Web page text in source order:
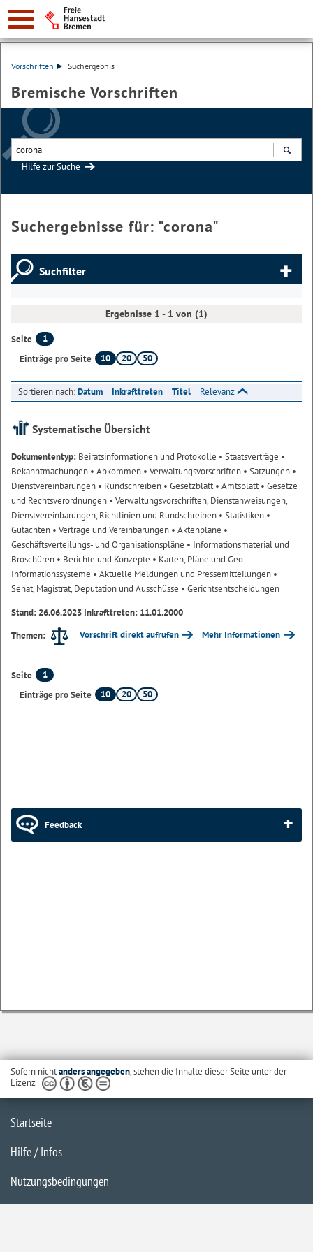
Vorschriften Suchergebnis
Bremische Vorschriften
Hilfe zur Suche
Suchergebnisse für: "corona"
Suchfilter
Ergebnisse 1 - 1 von (1)
Seite
1
Einträge pro Seite
10 20 50
Sortieren nach:Datum Inkrafttreten Titel Relevanz
Systematische Übersicht
Dokumententyp: Beiratsinformationen und Protokolle • Staatsverträge •
Bekanntmachungen • Abkommen • Verwaltungsvorschriften • Satzungen •
Dienstvereinbarungen • Rundschreiben • Gesetzblatt• Amtsblatt• Gesetze
und Rechtsverordnungen • Verwaltungsvorschriften, Dienstanweisungen,
Dienstvereinbarungen, Richtlinien und Rundschreiben • Statistiken •
Gutachten • Verträge und Vereinbarungen • Aktenpläne •
Geschäftsverteilungs- und Organisationspläne • Informationsmaterial und
Broschüren • Berichte und Konzepte • Karten, Pläne und Geo-
Informationssysteme • Aktuelle Meldungen und Pressemitteilungen •
Senat, Magistrat, Deputation und Ausschüsse • Gerichtsentscheidungen
Stand: 26.06.2023 Inkrafttreten: 11.01.2000
Themen:
Vorschrift direkt aufrufen Mehr Informationen
Seite
1
Einträge pro Seite
10 20 50
Feedback
Sofern nichtanders angegeben, stehen die Inhalte dieser Seite unter der
Lizenz
Startseite
Hilfe / Infos
Nutzungsbedingungen